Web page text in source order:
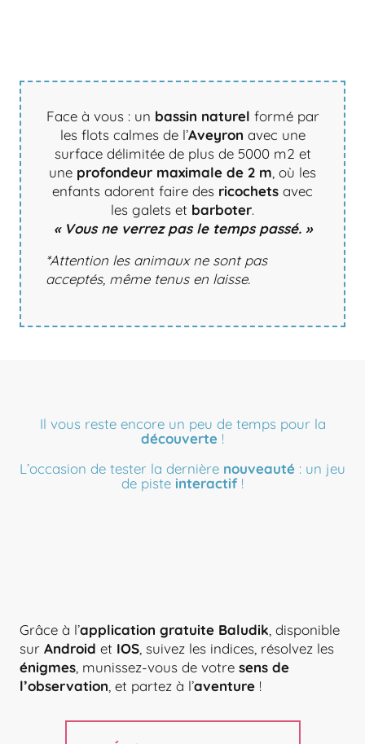
Face à vous : un bassin naturel formé par
les flots calmes de l’Aveyron avec une
surface délimitée de plus de 5000 m2 et
une profondeur maximale de 2 m , où les
enfants adorent faire des ricochets avec
les galets et barboter.
« Vous ne verrez pas le temps passé. »
*Attention les animaux ne sont pas
acceptés, même tenus en laisse.
Il vous reste encore un peu de temps pour la
découverte !
L’occasion de tester la dernière nouveauté : un jeu
de piste interactif!
Grâce à l’application gratuite Baludik , disponible
sur Android et IOS , suivez les indices, résolvez les
énigmes , munissez-vous de votre sens de
l’observation , et partez à l’aventure !